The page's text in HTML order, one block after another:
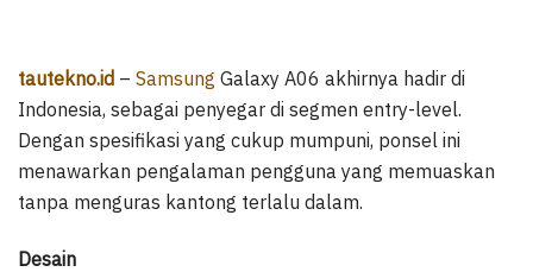
tautekno.id – Samsung Galaxy A06 akhirnya hadir di
Indonesia, sebagai penyegar di segmen entry-level.
Dengan spesifikasi yang cukup mumpuni, ponsel ini
menawarkan pengalaman pengguna yang memuaskan
tanpa menguras kantong terlalu dalam.
Desain